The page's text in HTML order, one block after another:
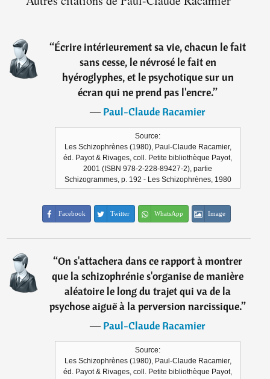
“Écrire intérieurement sa vie, chacun le fait
sans cesse, le névrosé le fait en
hyéroglyphes, et le psychotique sur un
écran qui ne prend pas l'encre.”
―Paul-Claude Racamier
Source:
Les Schizophrènes (1980), Paul-Claude Racamier,
éd. Payot & Rivages, coll. Petite bibliothèque Payot,
2001 (ISBN 978-2-228-89427-2), partie
Schizogrammes, p. 192 - Les Schizophrènes, 1980
Facebook Twitter WhatsApp Image
“On s'attachera dans ce rapport à montrer
que la schizophrénie s'organise de manière
aléatoire le long du trajet qui va de la
psychose aiguë à la perversion narcissique.”
―Paul-Claude Racamier
Source:
Les Schizophrènes (1980), Paul-Claude Racamier,
éd. Payot & Rivages, coll. Petite bibliothèque Payot,